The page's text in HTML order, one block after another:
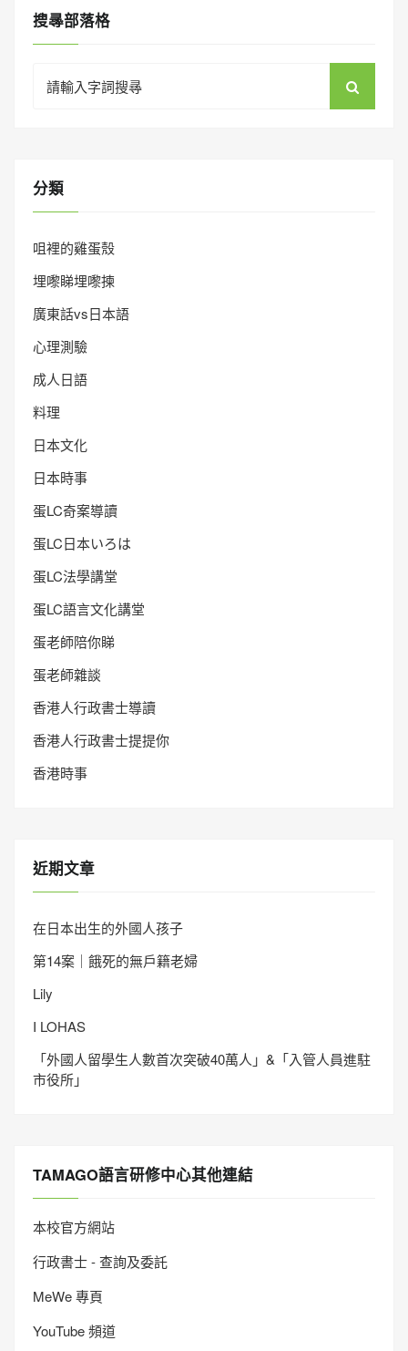
搜㝷部落格
for:
分類
咀裡的雞蛋殼
埋嚟睇埋嚟揀
廣東話vs日本語
心理測驗
成人日語
料理
日本文化
日本時事
蛋LC奇案導讀
蛋LC日本いろは
蛋LC法學講堂
蛋LC語言文化講堂
蛋老師陪你睇
蛋老師雜談
香港人行政書士導讀
香港人行政書士提提你
香港時事
近期文章
在日本出生的外國人孩子
第14案｜餓死的無戶籍老婦
Lily
I LOHAS
「外國人留學生人數首次突破40萬人」&「入管人員進駐
市役所」
TAMAGO語言研修中心其他連結
本校官方網站
行政書士 - 查詢及委託
MeWe 專頁
YouTube 頻道